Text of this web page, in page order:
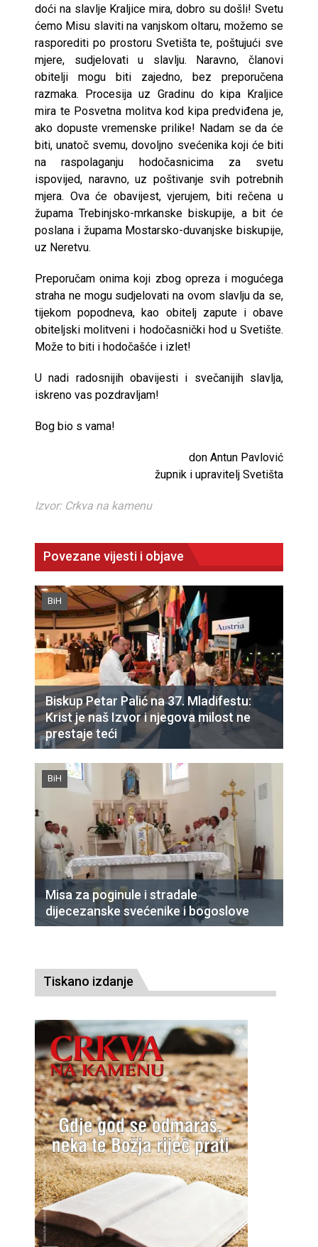
doći na slavlje Kraljice mira, dobro su došli! Svetu
ćemo Misu slaviti na vanjskom oltaru, možemo se
rasporediti po prostoru Svetišta te, poštujući sve
mjere, sudjelovati u slavlju. Naravno, članovi
obitelji mogu biti zajedno, bez preporučena
razmaka. Procesija uz Gradinu do kipa Kraljice
mira te Posvetna molitva kod kipa predviđena je,
ako dopuste vremenske prilike! Nadam se da će
biti, unatoč svemu, dovoljno svećenika koji će biti
na raspolaganju hodočasnicima za svetu
ispovijed, naravno, uz poštivanje svih potrebnih
mjera. Ova će obavijest, vjerujem, biti rečena u
župama Trebinjsko-mrkanske biskupije, a bit će
poslana i župama Mostarsko-duvanjske biskupije,
uz Neretvu.
Preporučam onima koji zbog opreza i mogućega
straha ne mogu sudjelovati na ovom slavlju da se,
tijekom popodneva, kao obitelj zapute i obave
obiteljski molitveni i hodočasnički hod u Svetište.
Može to biti i hodočašće i izlet!
U nadi radosnijih obavijesti i svečanijih slavlja,
iskreno vas pozdravljam!
Bog bio s vama!
don Antun Pavlović
župnik i upravitelj Svetišta
Izvor: Crkva na kamenu
Povezane vijesti i objave
BiH
Biskup Petar Palić na 37. Mladifestu:
Krist je naš Izvor i njegova milost ne
prestaje teći
BiH
Misa za poginule i stradale
dijecezanske svećenike i bogoslove
Tiskano izdanje